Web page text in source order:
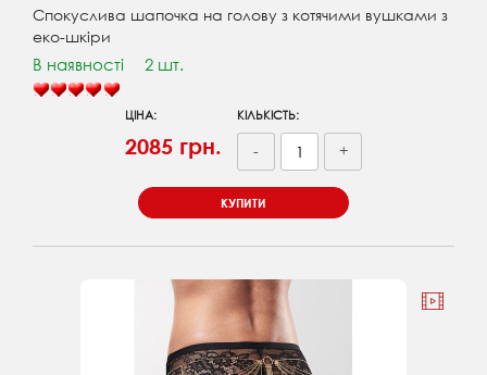
Спокуслива шапочка на голову з котячими вушками з
еко-шкіри
В наявності 2 шт.
ЦІНА:
2085 грн.
КІЛЬКІСТЬ:
- +
КУПИТИ